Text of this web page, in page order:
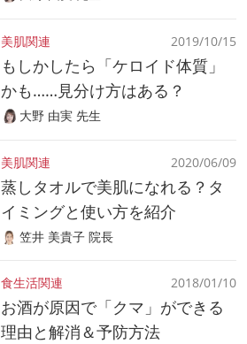
美肌関連 2019/10/15
もしかしたら「ケロイド体質」
かも……見分け方はある？
大野 由実 先生
美肌関連 2020/06/09
蒸しタオルで美肌になれる？タ
イミングと使い方を紹介
笠井 美貴子 院長
食生活関連 2018/01/10
お酒が原因で「クマ」ができる
理由と解消＆予防方法